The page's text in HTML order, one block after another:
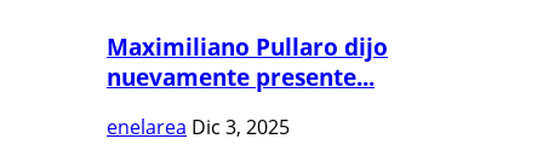
Maximiliano Pullaro dijo
nuevamente presente...
enelarea Dic 3, 2025